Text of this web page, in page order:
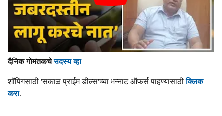
दैनिक गोमंतकचेसदस्य व्हा
शॉपिंगसाठी 'सकाळ प्राईम डील्स'च्या भन्नाट ऑफर्स पाहण्यासाठीक्लिक
करा.